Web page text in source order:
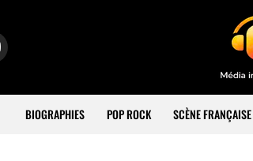
BIOGRAPHIES POP ROCK SCÈNE FRANÇAISE